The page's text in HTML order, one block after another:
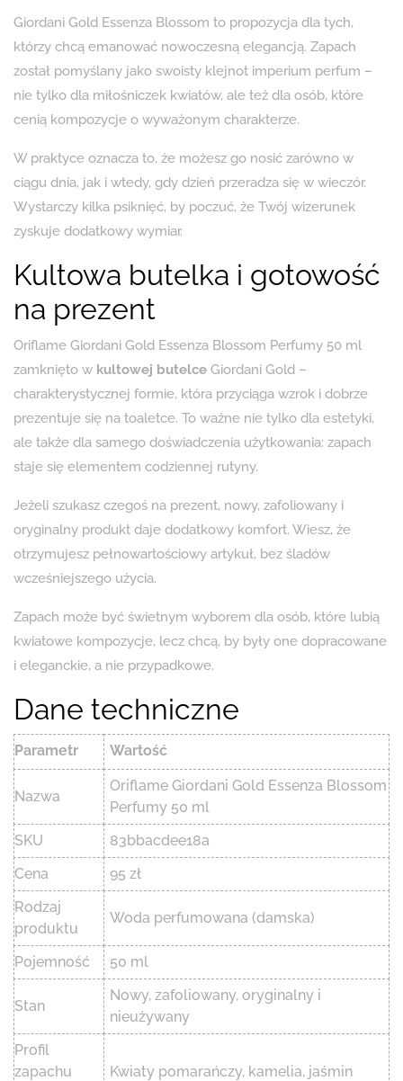
Giordani Gold Essenza Blossom to propozycja dla tych,
którzy chcą emanować nowoczesną elegancją. Zapach
został pomyślany jako swoisty klejnot imperium perfum –
nie tylko dla miłośniczek kwiatów, ale też dla osób, które
cenią kompozycje o wyważonym charakterze.
W praktyce oznacza to, że możesz go nosić zarówno w
ciągu dnia, jak i wtedy, gdy dzień przeradza się w wieczór.
Wystarczy kilka psiknięć, by poczuć, że Twój wizerunek
zyskuje dodatkowy wymiar.
Kultowa butelka i gotowość
na prezent
Oriflame Giordani Gold Essenza Blossom Perfumy 50 ml
zamknięto w kultowej butelce Giordani Gold –
charakterystycznej formie, która przyciąga wzrok i dobrze
prezentuje się na toaletce. To ważne nie tylko dla estetyki,
ale także dla samego doświadczenia użytkowania: zapach
staje się elementem codziennej rutyny.
Jeżeli szukasz czegoś na prezent, nowy, zafoliowany i
oryginalny produkt daje dodatkowy komfort. Wiesz, że
otrzymujesz pełnowartościowy artykuł, bez śladów
wcześniejszego użycia.
Zapach może być świetnym wyborem dla osób, które lubią
kwiatowe kompozycje, lecz chcą, by były one dopracowane
i eleganckie, a nie przypadkowe.
Dane techniczne
Parametr Wartość
Nazwa
Oriflame Giordani Gold Essenza Blossom
Perfumy 50 ml
SKU
83bbacdee18a
Cena
95 zł
Rodzaj
produktu
Woda perfumowana (damska)
Pojemność 50 ml
Stan
Nowy, zafoliowany, oryginalny i
nieużywany
Profil
zapachu
Kwiaty pomarańczy, kamelia, jaśmin